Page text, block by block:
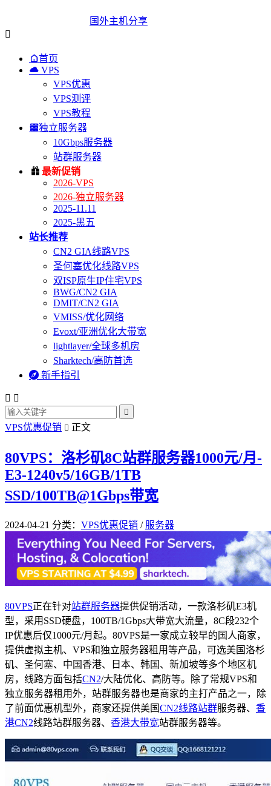
国外主机分享

首页
 VPS
VPS优惠
VPS测评
VPS教程
独立服务器
10Gbps服务器
站群服务器
 最新促销
2026-VPS
2026-独立服务器
2025-11.11
2025-黑五
站长推荐
CN2 GIA线路VPS
圣何塞优化线路VPS
双ISP原生IP住宅VPS
BWG/CN2 GIA
DMIT/CN2 GIA
VMISS/优化网络
Evoxt/亚洲优化大带宽
lightlayer/全球多机房
Sharktech/高防首选
 新手指引
 

VPS优惠促销  正文
80VPS：洛杉矶8C站群服务器1000元/月-
E3-1240v5/16GB/1TB
SSD/100TB@1Gbps带宽
2024-04-21 分类： VPS优惠促销 / 服务器
80VPS正在针对站群服务器提供促销活动，一款洛杉矶E3机
型，采用SSD硬盘，100TB/1Gbps大带宽大流量，8C段232个
IP优惠后仅1000元/月起。80VPS是一家成立较早的国人商家，
提供虚拟主机、VPS和独立服务器租用等产品，可选美国洛杉
矶、圣何塞、中国香港、日本、韩国、新加坡等多个地区机
房，线路方面包括CN2/大陆优化、高防等。除了常规VPS和
独立服务器租用外，站群服务器也是商家的主打产品之一，除
了前面优惠机型外，商家还提供美国CN2线路站群服务器、 香
港CN2线路站群服务器、 香港大带宽站群服务器等。